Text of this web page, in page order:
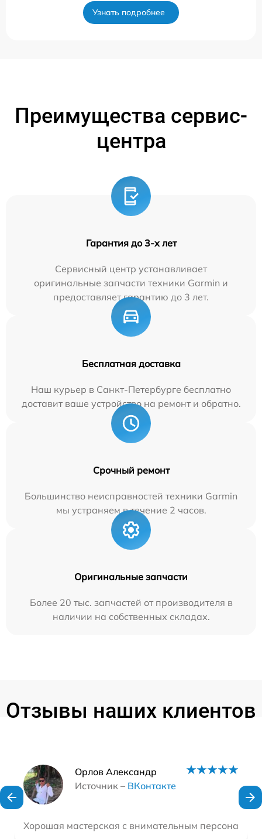
Узнать подробнее
Преимущества сервис-
центра
Гарантия до 3-х лет
Сервисный центр устанавливает
оригинальные запчасти техники Garmin и
предоставляет гарантию до 3 лет.
Бесплатная доставка
Наш курьер в Санкт-Петербурге бесплатно
доставит ваше устройство на ремонт и обратно.
Срочный ремонт
Большинство неисправностей техники Garmin
мы устраняем в течение 2 часов.
Оригинальные запчасти
Более 20 тыс. запчастей от производителя в
наличии на собственных складах.
Отзывы наших клиентов
Орлов Александр
Источник – ВКонтакте
Хорошая мастерская с внимательным
Наши мастера